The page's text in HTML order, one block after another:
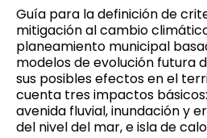
Guía para la definición de
mitigación al cambio
planeamiento municipal
modelos de evolución futura
sus posibles efectos en el
cuenta tres impactos
avenida fluvial, inundación y
del nivel del mar, e isla de